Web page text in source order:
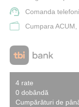
Comanda
Cumpara
4 rate
0 dobândă
Cumpărături de